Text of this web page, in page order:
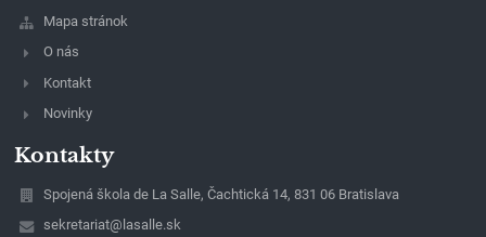
Mapa stránok
O nás
Kontakt
Novinky
Kontakty
Spojená škola de La Salle, Čachtická 14, 831 06 Bratislava
sekretariat@lasalle.sk